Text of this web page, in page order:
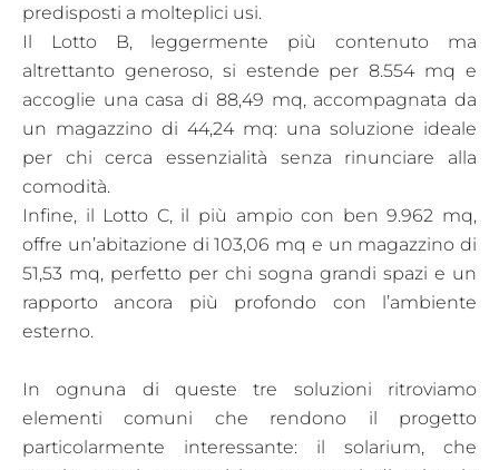
predisposti a molteplici usi.
Il Lotto B, leggermente più contenuto ma
altrettanto generoso, si estende per 8.554 mq e
accoglie una casa di 88,49 mq, accompagnata da
un magazzino di 44,24 mq: una soluzione ideale
per chi cerca essenzialità senza rinunciare alla
comodità.
Infine, il Lotto C, il più ampio con ben 9.962 mq,
offre un’abitazione di 103,06 mq e un magazzino di
51,53 mq, perfetto per chi sogna grandi spazi e un
rapporto ancora più profondo con l’ambiente
esterno.
In ognuna di queste tre soluzioni ritroviamo
elementi comuni che rendono il progetto
particolarmente interessante: il solarium, che